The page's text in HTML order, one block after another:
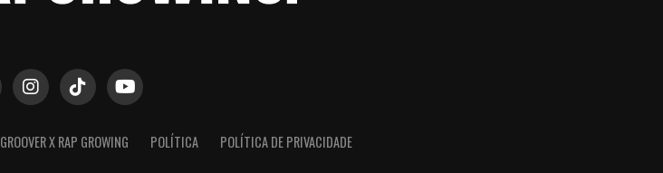
GROOVER X RAP GROWING POLÍTICA POLÍTICA DE PRIVACIDADE